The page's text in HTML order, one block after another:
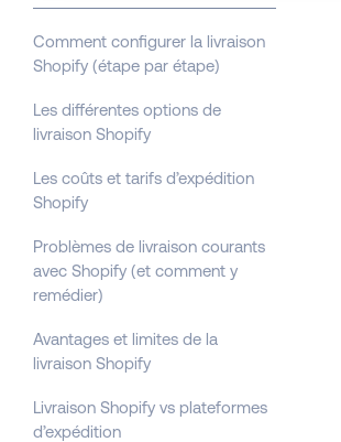
Comment configurer la livraison
Shopify (étape par étape)
Les différentes options de
livraison Shopify
Les coûts et tarifs d’expédition
Shopify
Problèmes de livraison courants
avec Shopify (et comment y
remédier)
Avantages et limites de la
livraison Shopify
Livraison Shopify vs plateformes
d’expédition